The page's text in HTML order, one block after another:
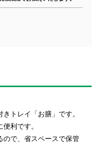
トレイ「お膳」です。
利です。
ので、省スペースで保管